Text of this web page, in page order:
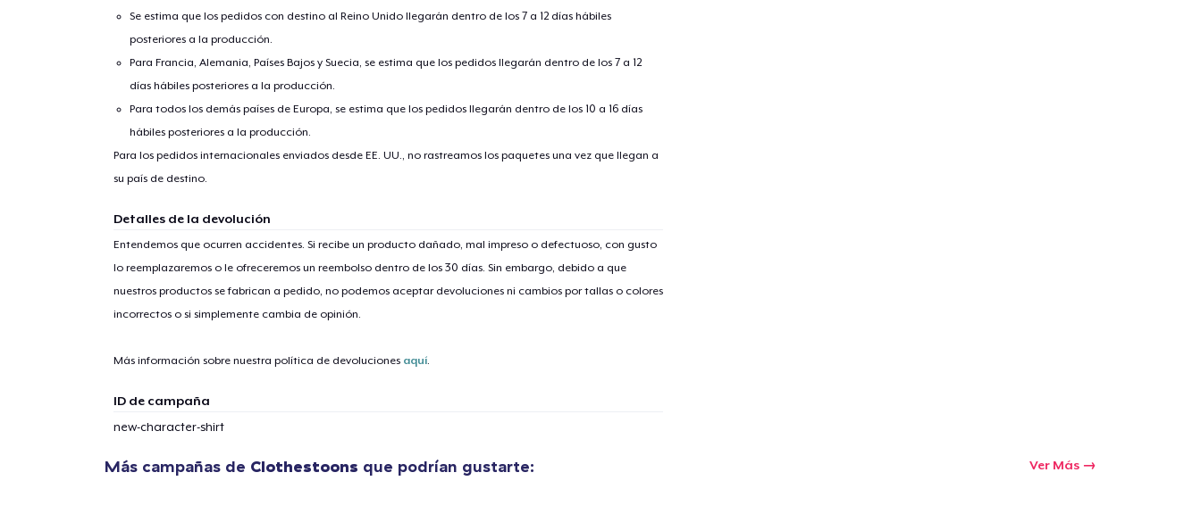
Se estima que los pedidos con destino al Reino Unido llegarán dentro de los 7 a 12 días hábiles
posteriores a la producción.
Para Francia, Alemania, Países Bajos y Suecia, se estima que los pedidos llegarán dentro de los 7 a 12
días hábiles posteriores a la producción.
Para todos los demás países de Europa, se estima que los pedidos llegarán dentro de los 10 a 16 días
hábiles posteriores a la producción.
Para los pedidos internacionales enviados desde EE. UU., no rastreamos los paquetes una vez que llegan a
su país de destino.
Detalles de la devolución
Entendemos que ocurren accidentes. Si recibe un producto dañado, mal impreso o defectuoso, con gusto
lo reemplazaremos o le ofreceremos un reembolso dentro de los 30 días. Sin embargo, debido a que
nuestros productos se fabrican a pedido, no podemos aceptar devoluciones ni cambios por tallas o colores
incorrectos o si simplemente cambia de opinión.
Más información sobre nuestra política de devoluciones aquí.
ID de campaña
new-character-shirt
Más campañas de Clothestoons que podrían gustarte: Ver Más
artículo añadido al